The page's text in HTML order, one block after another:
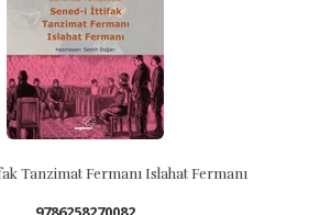
Tanzimat Fermanı Islahat Fermanı